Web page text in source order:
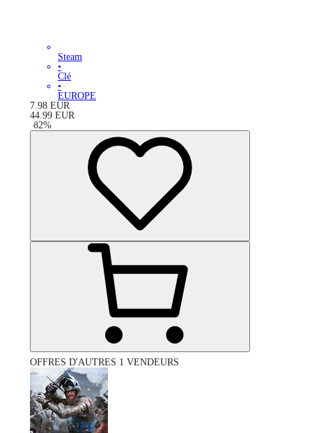
Steam
•
Clé
•
EUROPE
7.98 EUR
44.99 EUR
-82%
OFFRES D'AUTRES 1 VENDEURS